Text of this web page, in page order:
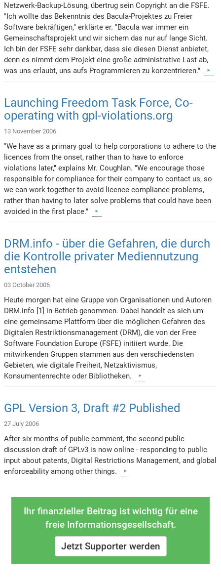
Netzwerk-Backup-Lösung, übertrug sein Copyright an die FSFE.
"Ich wollte das Bekenntnis des Bacula-Projektes zu Freier
Software bekräftigen," erklärte er. "Bacula war immer ein
Gemeinschaftsprojekt und wir sichern das nur auf lange Sicht.
Ich bin der FSFE sehr dankbar, dass sie diesen Dienst anbietet,
denn es nimmt dem Projekt eine große administrative Last ab,
was uns erlaubt, uns aufs Programmieren zu konzentrieren."
Launching Freedom Task Force, Co-
operating with gpl-violations.org
13 November 2006
"We have as a primary goal to help corporations to adhere to the
licences from the onset, rather than to have to enforce
violations later," explains Mr. Coughlan. "We encourage those
responsible for compliance for their company to contact us, so
we can work together to avoid licence compliance problems,
rather than having to later solve problems that could have been
avoided in the first place."
DRM.info - über die Gefahren, die durch
die Kontrolle privater Mediennutzung
entstehen
03 October 2006
Heute morgen hat eine Gruppe von Organisationen und Autoren
DRM.info [1] in Betrieb genommen. Dabei handelt es sich um
eine gemeinsame Plattform über die möglichen Gefahren des
Digitalen Restriktionsmanagement (DRM), die von der Free
Software Foundation Europe (FSFE) initiiert wurde. Die
mitwirkenden Gruppen stammen aus den verschiedensten
Gebieten, wie digitale Freiheit, Netzaktivismus,
Konsumentenrechte oder Bibliotheken.
GPL Version 3, Draft #2 Published
27 July 2006
After six months of public comment, the second public
discussion draft of GPLv3 is now online - responding to public
input about patents, Digital Restrictions Management, and global
enforceability among other things.
Ihr finanzieller Beitrag ist wichtig für eine
freie Informationsgesellschaft.
Jetzt Supporter werden